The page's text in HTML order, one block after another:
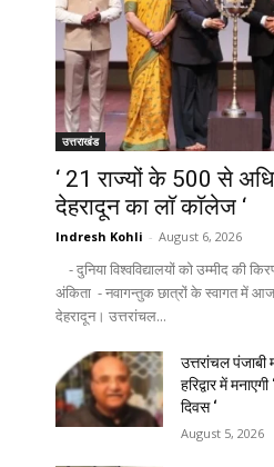
उत्तराखंड
‘ 21 राज्यों के 500 से
देहरादून का लाॅ काॅलेज ‘
Indresh Kohli - August 6, 2026
- दुनिया विश्वविद्यालयों को उम्मीद की
अंकिता - नवागन्तुक छात्रों के स्वागत में आज
देहरादून। उत्तरांचल...
उत्तरांचल
हरिद्वार में
दिवस ‘
August 5, 2026